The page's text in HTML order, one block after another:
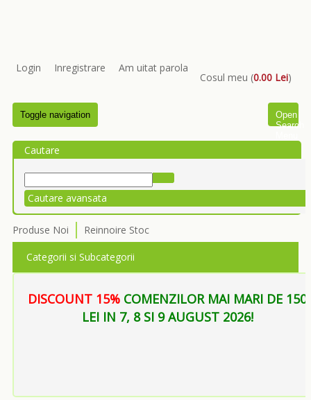
Cosul meu (0.00 Lei)
Login Inregistrare Am uitat parola
Toggle navigation
Open
Search
Cautare
Cautare avansata
Produse Noi Reinnoire Stoc
Categorii si Subcategorii
DISCOUNT 15% COMENZILOR MAI MARI DE 150
LEI IN 7, 8 SI 9 AUGUST 2026!